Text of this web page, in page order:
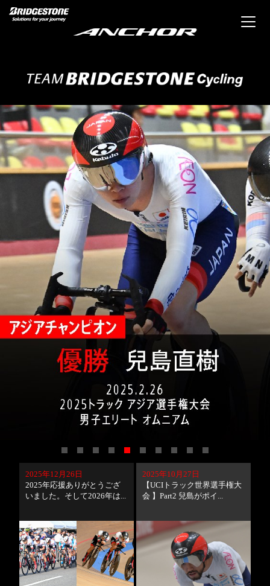
2025年12月26日
2025年応援ありがとうござ
いました。そして2026年は...
2025年10月27日
【UCIトラック世界選手権大
会 】Part2 兒島がポイ...